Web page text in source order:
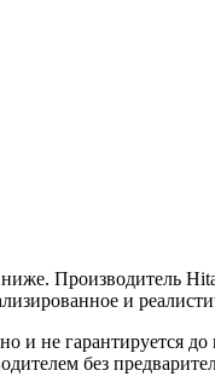
Производитель
и
и не гарантируется
без